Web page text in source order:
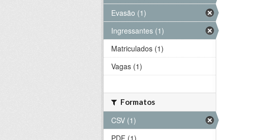
Evasão (1)
Ingressantes (1)
Matriculados (1)
Vagas (1)
Formatos
CSV (1)